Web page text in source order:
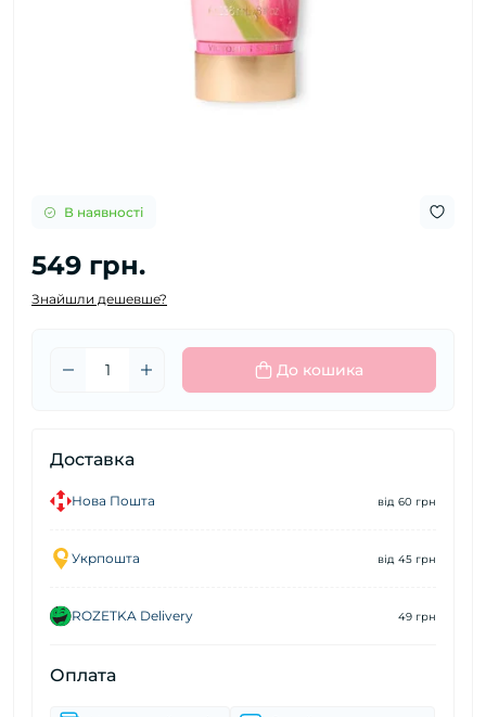
В наявності
549 грн.
Знайшли дешевше?
До кошика
Доставка
Нова Пошта від 60 грн
Укрпошта від 45 грн
ROZETKA Delivery 49 грн
Оплата